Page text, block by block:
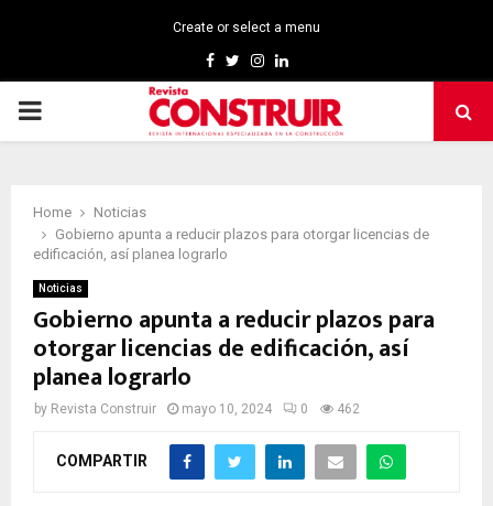
Create or select a menu
Facebook
TwitterInstagram
Linkedin
PRIMARY
Home
Noticias
Gobierno apunta a reducir plazos para otorgar licencias de
edificación, así planea lograrlo
Noticias
Gobierno apunta a reducir plazos para
otorgar licencias de edificación, así
planea lograrlo
by Revista Construir mayo 10, 2024 0 462
COMPARTIR